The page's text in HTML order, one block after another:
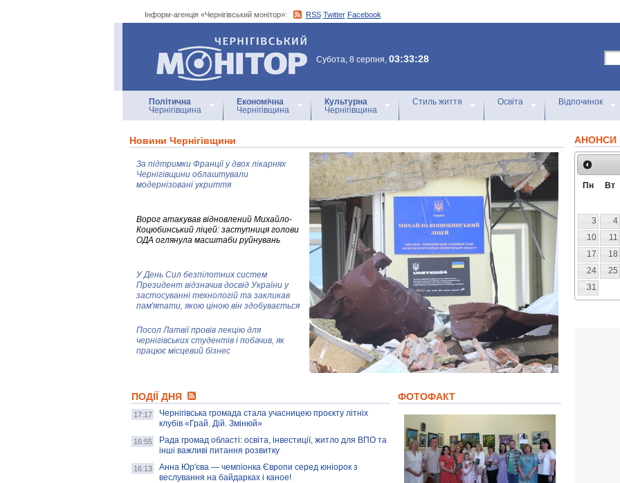
Інформ-агенція «Чернігівський монітор»: RSS Twitter Facebook
Інформ-агенція
«Чернігівський монітор»
Субота, 8 серпня, 03:33:28
Політична
Чернігівщина
Економічна
Чернігівщина
Культурна
Чернігівщина
Стиль життя Освіта Відпочинок
Новини Чернігівщини
За підтримки Франції у двох лікарнях
Чернігівщини облаштували
модернізовані укриття
Ворог атакував відновлений Михайло-
Коцюбинський ліцей: заступниця голови
ОДА оглянула масштаби руйнувань
У День Сил безпілотних систем
Президент відзначив досвід України у
застосуванні технологій та закликав
пам'ятати, якою ціною він здобувається
Посол Латвії провів лекцію для
чернігівських студентів і побачив, як
працює місцевий бізнес
колекцію про війну, емоції та тварин
AB InBev Efes Україна підтримала
навчальний проєкт "Молодіжна бізнес-
школа", спрямований на розвиток
підприємництва у Чернігівській області
ПОДІЇ ДНЯ
17:17
Чернігівська громада стала учасницею проєкту літніх
клубів «Грай. Дій. Змінюй»
16:55
Рада громад області: освіта, інвестиції, житло для ВПО та
інші важливі питання розвитку
16:13
Анна Юр'єва — чемпіонка Європи серед юніорок з
веслування на байдарках і каное!
ФОТОФАКТ
АНОНСИ
Пн Вт
3
4
10
11
17
18
24
25
31